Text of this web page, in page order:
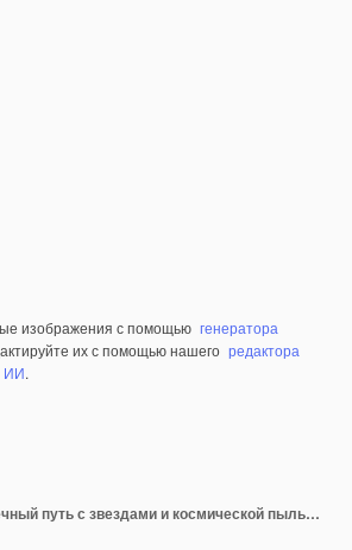
изображения с помощью генератора
их с помощью нашего редактора
ИИ.
Галактика Млечный путь с звездами и космической пылью во Вселенной